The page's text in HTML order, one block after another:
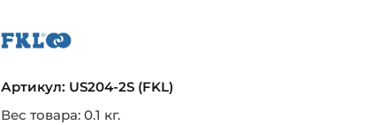
Артикул: US204-2S (FKL)
Вес товара: 0.1 кг.